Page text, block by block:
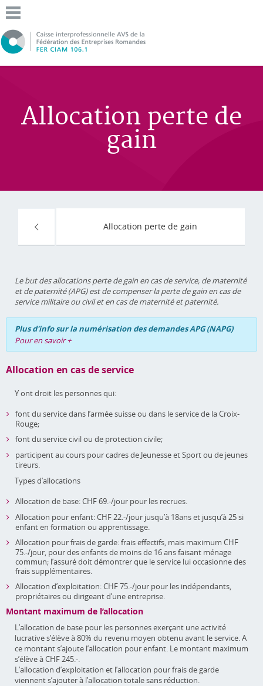
Allocation perte de
gain
Allocation perte de gain
Le but des allocations perte de gain en cas de service, de maternité
et de paternité (APG) est de compenser la perte de gain en cas de
service militaire ou civil et en cas de maternité et paternité.
Plus d'info sur la numérisation des demandes APG (NAPG)
Pour en savoir +
Allocation en cas de service
Y ont droit les personnes qui:
font du service dans l’armée suisse ou dans le service de la Croix-
Rouge;
font du service civil ou de protection civile;
participent au cours pour cadres de Jeunesse et Sport ou de jeunes
tireurs.
Types d’allocations
Allocation de base: CHF 69.-/jour pour les recrues.
Allocation pour enfant: CHF 22.-/jour jusqu’à 18ans et jusqu’à 25 si
enfant en formation ou apprentissage.
Allocation pour frais de garde: frais effectifs, mais maximum CHF
75.-/jour, pour des enfants de moins de 16 ans faisant ménage
commun; l’assuré doit démontrer que le service lui occasionne des
frais supplémentaires.
Allocation d’exploitation: CHF 75.-/jour pour les indépendants,
propriétaires ou dirigeant d’une entreprise.
Montant maximum de l’allocation
L’allocation de base pour les personnes exerçant une activité
lucrative s’élève à 80% du revenu moyen obtenu avant le service. A
ce montant s’ajoute l’allocation pour enfant. Le montant maximum
s’élève à CHF 245.-.
L’allocation d’exploitation et l’allocation pour frais de garde
viennent s’ajouter à l’allocation totale sans réduction.